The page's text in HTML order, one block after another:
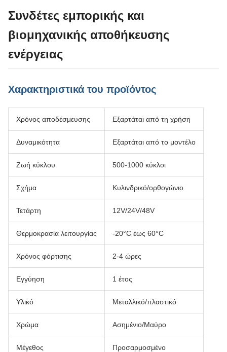
Συνδέτες εμπορικής και
βιομηχανικής αποθήκευσης
ενέργειας
Χαρακτηριστικά του προϊόντος
Χρόνος αποδέσμευσης Εξαρτάται από τη χρήση
Δυναμικότητα Εξαρτάται από το μοντέλο
Ζωή κύκλου 500-1000 κύκλοι
Σχήμα Κυλινδρικό/ορθογώνιο
Τετάρτη 12V/24V/48V
Θερμοκρασία λειτουργίας -20°C έως 60°C
Χρόνος φόρτισης 2-4 ώρες
Εγγύηση 1 έτος
Υλικό Μεταλλικό/πλαστικό
Χρώμα Ασημένιο/Μαύρο
Μέγεθος Προσαρμοσμένο